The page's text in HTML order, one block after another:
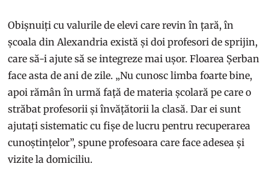
Obișnuiți cu valurile de elevi care revin în țară, în
școala din Alexandria există și doi profesori de sprijin,
care să-i ajute să se integreze mai ușor. Floarea Șerban
face asta de ani de zile. „Nu cunosc limba foarte bine,
apoi rămân în urmă față de materia școlară pe care o
străbat profesorii și învățătorii la clasă. Dar ei sunt
ajutați sistematic cu fișe de lucru pentru recuperarea
cunoștințelor”, spune profesoara care face adesea și
vizite la domiciliu.